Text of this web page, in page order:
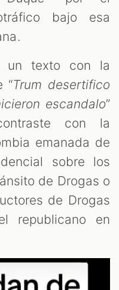
bajo esa
un texto con la
“Trum desertifico
escandalo”
con la
emanada de
sobre los
de Drogas o
de Drogas
republicano en